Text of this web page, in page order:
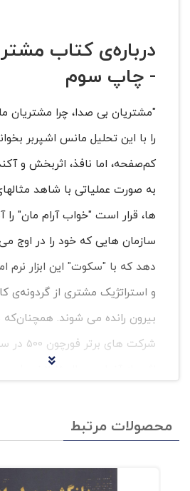
درباره‌ی کتاب
- چاپ سوم
"مشتریان بی صدا، چرا مشتریان
را با این تحلیل مانس اشپربر
کم‌صفحه، اما نافذ، اثربخش و
به صورت عملیاتی با شاهد
ها، قرار است "خواب آرام‌ مان" را
سازمان هایی که خود را در اوج
دهد که با "سکوت" این ابزار نرم
و استراتژیک مشتری از گردونه‌ی
مؤلف کتاب به خود
خواب بسیاری از مدیران
آشفته سازد. دوست دارد
محصولات مرتبط